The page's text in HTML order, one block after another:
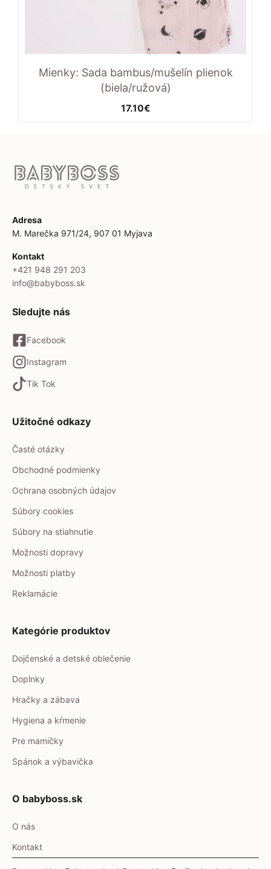
Mienky: Sada bambus/mušelín plienok
(biela/ružová)
17.10€
Adresa
M. Marečka 971/24, 907 01 Myjava
Kontakt
+421 948 291 203
info@babyboss.sk
Sledujte nás
Facebook
Instagram
Tik Tok
Užitočné odkazy
Časté otázky
Obchodné podmienky
Ochrana osobných údajov
Súbory cookies
Súbory na stiahnutie
Možnosti dopravy
Možnosti platby
Reklamácie
Kategórie produktov
Dojčenské a detské oblečenie
Doplnky
Hračky a zábava
Hygiena a kŕmenie
Pre mamičky
Spánok a výbavička
O babyboss.sk
O nás
Kontakt